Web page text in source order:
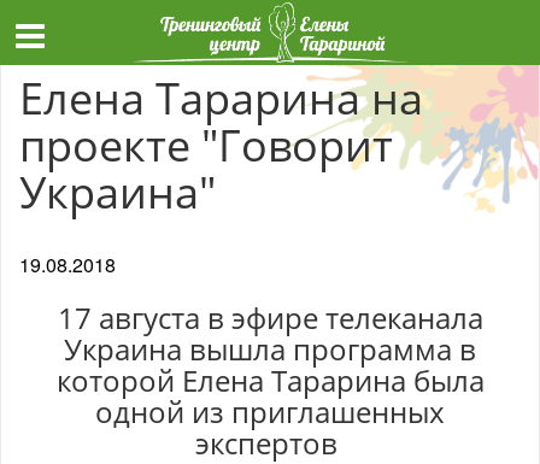
Елена Тарарина на
проекте "Говорит
Украина"
19.08.2018
17 августа в эфире телеканала
Украина вышла программа в
которой Елена Тарарина была
одной из приглашенных
экспертов